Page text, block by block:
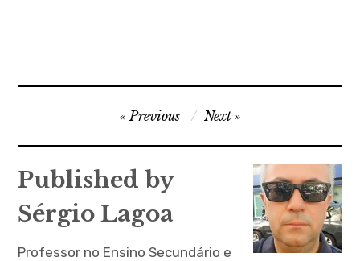
Navegação
de
artigos
Previous Next
Published by
Sérgio Lagoa
Professor no Ensino Secundário e